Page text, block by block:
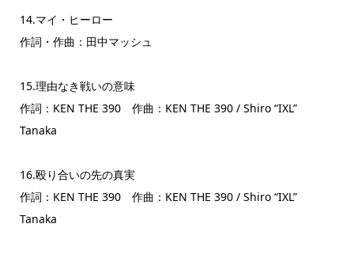
14.マイ・ヒーロー
作詞・作曲：田中マッシュ
15.理由なき戦いの意味
作詞：KEN THE 390 作曲：KEN THE 390 / Shiro “IXL”
Tanaka
16.殴り合いの先の真実
作詞：KEN THE 390 作曲：KEN THE 390 / Shiro “IXL”
Tanaka